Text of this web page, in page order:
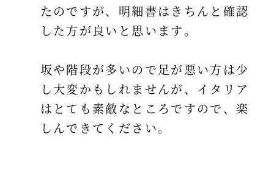
たのですが、明細書はきちんと確認
した方が良いと思います。
坂や階段が多いので足が悪い方は少
し大変かもしれませんが、イタリア
はとても素敵なところですので、楽
しんできてください。